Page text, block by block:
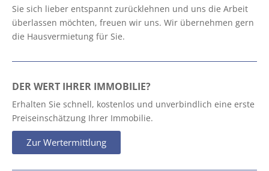
Sie sich lieber entspannt zurücklehnen und uns die Arbeit
überlassen möchten, freuen wir uns. Wir übernehmen gern
die Hausvermietung für Sie.
DER WERT IHRER IMMOBILIE?
Erhalten Sie schnell, kostenlos und unverbindlich eine erste
Preiseinschätzung Ihrer Immobilie.
Zur Wertermittlung